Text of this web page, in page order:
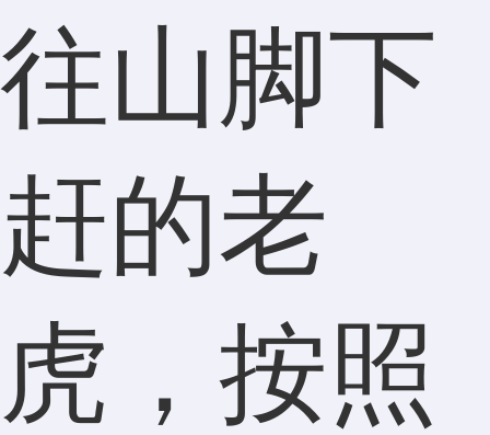
往山脚下
赶的老
虎，按照